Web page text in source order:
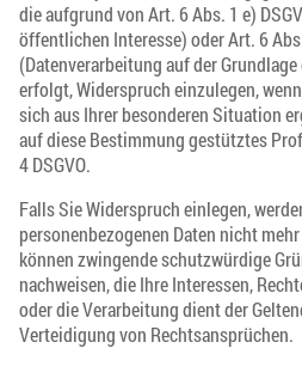
die aufgrund von Art. 6 Abs. 1 e)
öffentlichen Interesse) oder Art. 6
(Datenverarbeitung auf der
erfolgt, Widerspruch einzulegen,
sich aus Ihrer besonderen Situation
auf diese Bestimmung gestütztes
4 DSGVO.
Falls Sie Widerspruch einlegen,
personenbezogenen Daten nicht
können zwingende schutzwürdige
nachweisen, die Ihre Interessen,
oder die Verarbeitung dient der
Verteidigung von Rechtsansprüchen.